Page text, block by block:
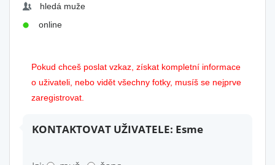
hledá muže
online
Pokud chceš poslat vzkaz, získat kompletní informace
o uživateli, nebo vidět všechny fotky, musíš se nejprve
zaregistrovat.
KONTAKTOVAT UŽIVATELE: Esme